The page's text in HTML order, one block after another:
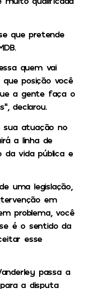
que pretende
quem vai
posição você
a gente faça o
declarou.
sua atuação no
a linha de
da vida pública e
uma legislação,
em
problema, você
é o sentido da
esse
passa a
a disputa